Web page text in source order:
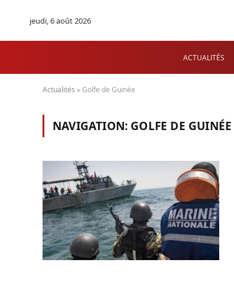
jeudi, 6 août 2026
ACTUALITÉS
Actualités »Golfe de Guinée
NAVIGATION: GOLFE DE GUINÉE